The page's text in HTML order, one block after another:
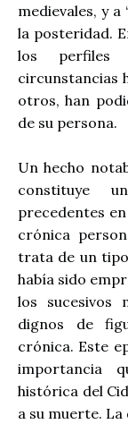
medievales, y
la posteridad.
los perfiles
circunstancias
otros, han
de su persona.
Un hecho
constituye
precedentes
crónica
trata de un
había sido
los sucesivos
dignos de
crónica. Este
importancia
histórica del
a su muerte.